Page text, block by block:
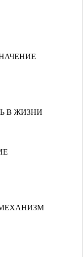
В ЖИЗНИ